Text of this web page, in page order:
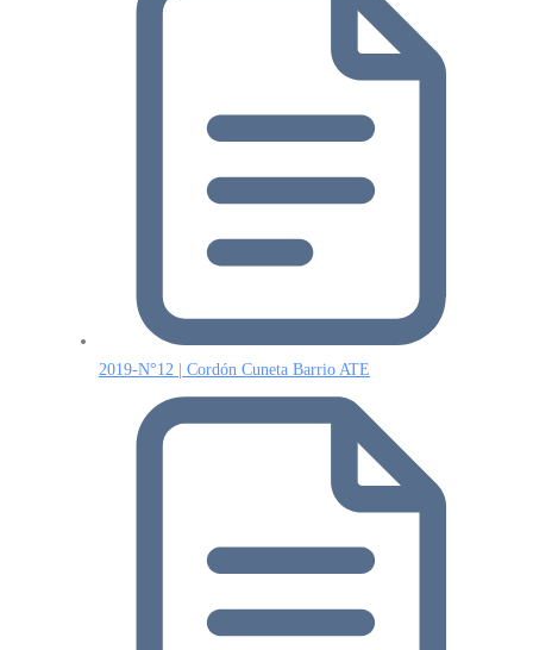
2019-N°12 | Cordón Cuneta Barrio ATE